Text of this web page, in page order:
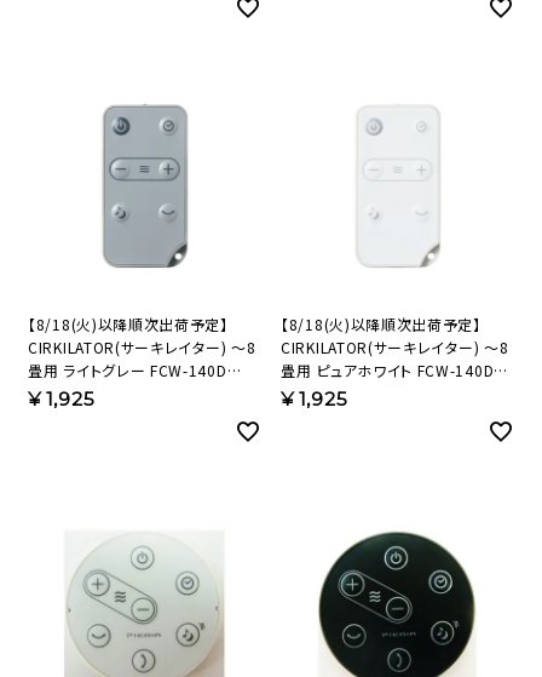
【8/18(火)以降順次出荷予定】
CIRKILATOR(サーキレイター) ～8
畳用 ライトグレー FCW-140D
(LGY)リモコン(LGY)183917
¥1,925
【8/18(火)以降順次出荷予定】
CIRKILATOR(サーキレイター) ～8
畳用 ピュアホワイト FCW-140D
(PWH)リモコン(PWH)
¥1,925